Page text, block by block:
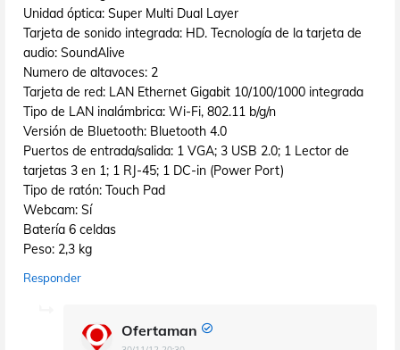
Unidad óptica: Super Multi Dual Layer
Tarjeta de sonido integrada: HD. Tecnología de la tarjeta de
audio: SoundAlive
Numero de altavoces: 2
Tarjeta de red: LAN Ethernet Gigabit 10/100/1000 integrada
Tipo de LAN inalámbrica: Wi-Fi, 802.11 b/g/n
Versión de Bluetooth: Bluetooth 4.0
Puertos de entrada/salida: 1 VGA; 3 USB 2.0; 1 Lector de
tarjetas 3 en 1; 1 RJ-45; 1 DC-in (Power Port)
Tipo de ratón: Touch Pad
Webcam: Sí
Batería 6 celdas
Peso: 2,3 kg
Responder
Ofertaman